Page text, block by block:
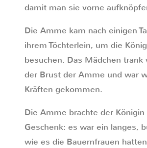
damit man sie vorne
Die Amme kam nach einigen
ihrem Töchterlein, um die
besuchen. Das Mädchen trank
der Brust der Amme und war
Kräften gekommen.
Die Amme brachte der Königin
Geschenk: es war ein langes,
wie es die Bauernfrauen